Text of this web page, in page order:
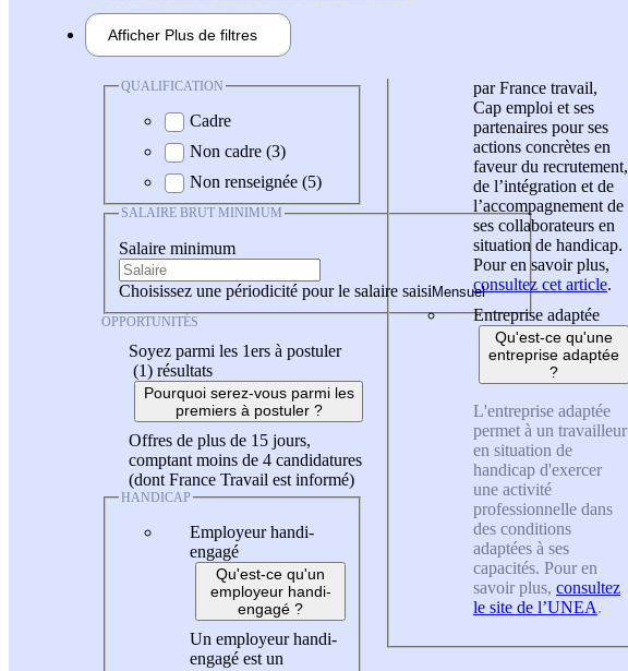
Afficher Plus de filtres
QUALIFICATION
Cadre
Non cadre (3)
Non renseignée (5)
SALAIRE BRUT MINIMUM
Salaire minimum
Choisissez une périodicité pour le salaire saisi
OPPORTUNITÉS
Soyez parmi les 1ers à postuler
(1) résultats
Pourquoi serez-vous parmi les
premiers à postuler ?
Offres de plus de 15 jours,
comptant moins de 4 candidatures
(dont France Travail est informé)
HANDICAP
Employeur handi-
engagé
Qu'est-ce qu'un
employeur handi-
engagé ?
Un employeur handi-
engagé est un
par France travail,
Cap emploi et ses
partenaires pour ses
actions concrètes en
faveur du recrutement,
de l’intégration et de
l’accompagnement de
ses collaborateurs en
situation de handicap.
Pour en savoir plus,
consultez cet article.
Entreprise adaptée
Qu'est-ce qu'une
entreprise adaptée
?
L'entreprise adaptée
permet à un travailleur
en situation de
handicap d'exercer
une activité
professionnelle dans
des conditions
adaptées à ses
capacités. Pour en
savoir plus, consultez
le site de l’UNEA.